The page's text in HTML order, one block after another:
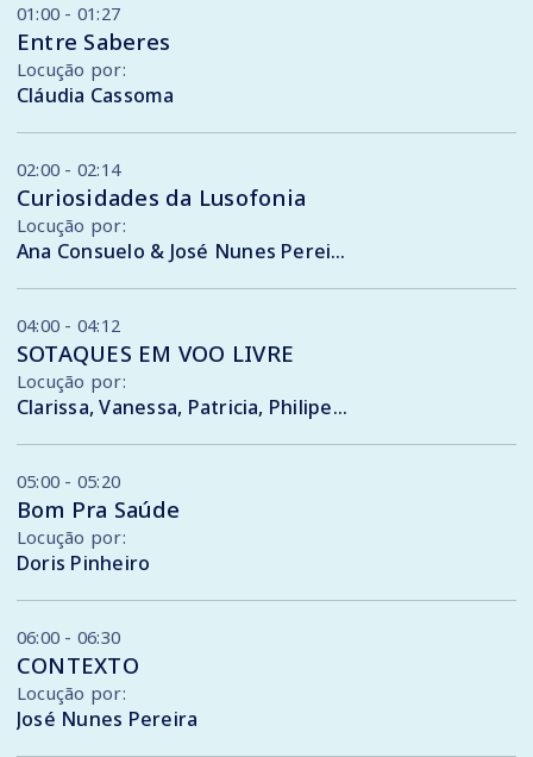
01:00 - 01:27
Entre Saberes
Locução por:
Cláudia Cassoma
02:00 - 02:14
Curiosidades da Lusofonia
Locução por:
Ana Consuelo & José Nunes Pereira
04:00 - 04:12
SOTAQUES EM VOO LIVRE
Locução por:
Clarissa, Vanessa, Patricia, Philipe, Augusto, Flávia, Gabriela, Monty, Gustavo , Sandra
05:00 - 05:20
Bom Pra Saúde
Locução por:
Doris Pinheiro
06:00 - 06:30
CONTEXTO
Locução por:
José Nunes Pereira